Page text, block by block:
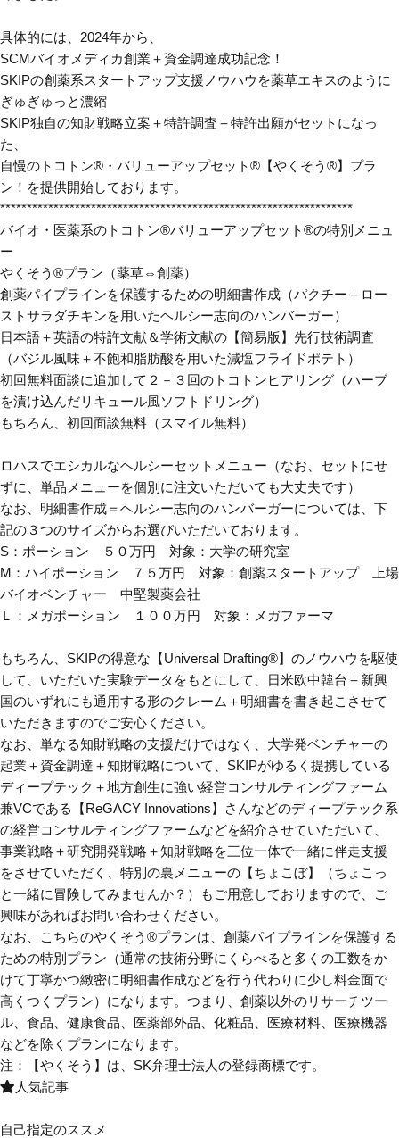
具体的には、2024年から、
SCMバイオメディカ創業＋資金調達成功記念！
SKIPの創薬系スタートアップ支援ノウハウを薬草エキスのように
ぎゅぎゅっと濃縮
SKIP独自の知財戦略立案＋特許調査＋特許出願がセットになっ
た、
自慢のトコトン®・バリューアップセット®【やくそう®】プラ
ン！を提供開始しております。
******************************************************************
バイオ・医薬系のトコトン®バリューアップセット®の特別メニュ
ー
やくそう®プラン（薬草⇔創薬）
創薬パイプラインを保護するための明細書作成（パクチー＋ロー
ストサラダチキンを用いたヘルシー志向のハンバーガー）
日本語＋英語の特許文献＆学術文献の【簡易版】先行技術調査
（バジル風味＋不飽和脂肪酸を用いた減塩フライドポテト）
初回無料面談に追加して２－３回のトコトンヒアリング（ハーブ
を漬け込んだリキュール風ソフトドリング）
もちろん、初回面談無料（スマイル無料）
ロハスでエシカルなヘルシーセットメニュー（なお、セットにせ
ずに、単品メニューを個別に注文いただいても大丈夫です）
なお、明細書作成＝ヘルシー志向のハンバーガーについては、下
記の３つのサイズからお選びいただいております。
S：ポーション ５０万円 対象：大学の研究室
M：ハイポーション ７５万円 対象：創薬スタートアップ 上場
バイオベンチャー 中堅製薬会社
Ｌ：メガポーション １００万円 対象：メガファーマ
もちろん、 SKIPの得意な【Universal Drafting®】のノウハウを駆使
して、いただいた実験データをもとにして、日米欧中韓台＋新興
国のいずれにも通用する形のクレーム＋明細書を書き起こさせて
いただきますのでご安心ください。
なお、単なる知財戦略の支援だけではなく、大学発ベンチャーの
起業＋資金調達＋知財戦略について、 SKIPがゆるく提携している
ディープテック＋地方創生に強い経営コンサルティングファーム
兼VCである【ReGACY Innovations】さんなどのディープテック系
の経営コンサルティングファームなどを紹介させていただいて、
事業戦略＋研究開発戦略＋知財戦略を三位一体で一緒に伴走支援
をさせていただく、特別の裏メニューの【ちょこぼ】（ちょこっ
と一緒に冒険してみませんか？）もご用意しておりますので、ご
興味があればお問い合わせください。
なお、こちらのやくそう®プランは、創薬パイプラインを保護する
ための特別プラン（通常の技術分野にくらべると多くの工数をか
けて丁寧かつ緻密に明細書作成などを行う代わりに少し料金面で
高くつくプラン）になります。つまり、創薬以外のリサーチツー
ル、食品、健康食品、医薬部外品、化粧品、医療材料、医療機器
などを除くプランになります。
注：【やくそう】は、SK弁理士法人の登録商標です。
人気記事
自己指定のススメ